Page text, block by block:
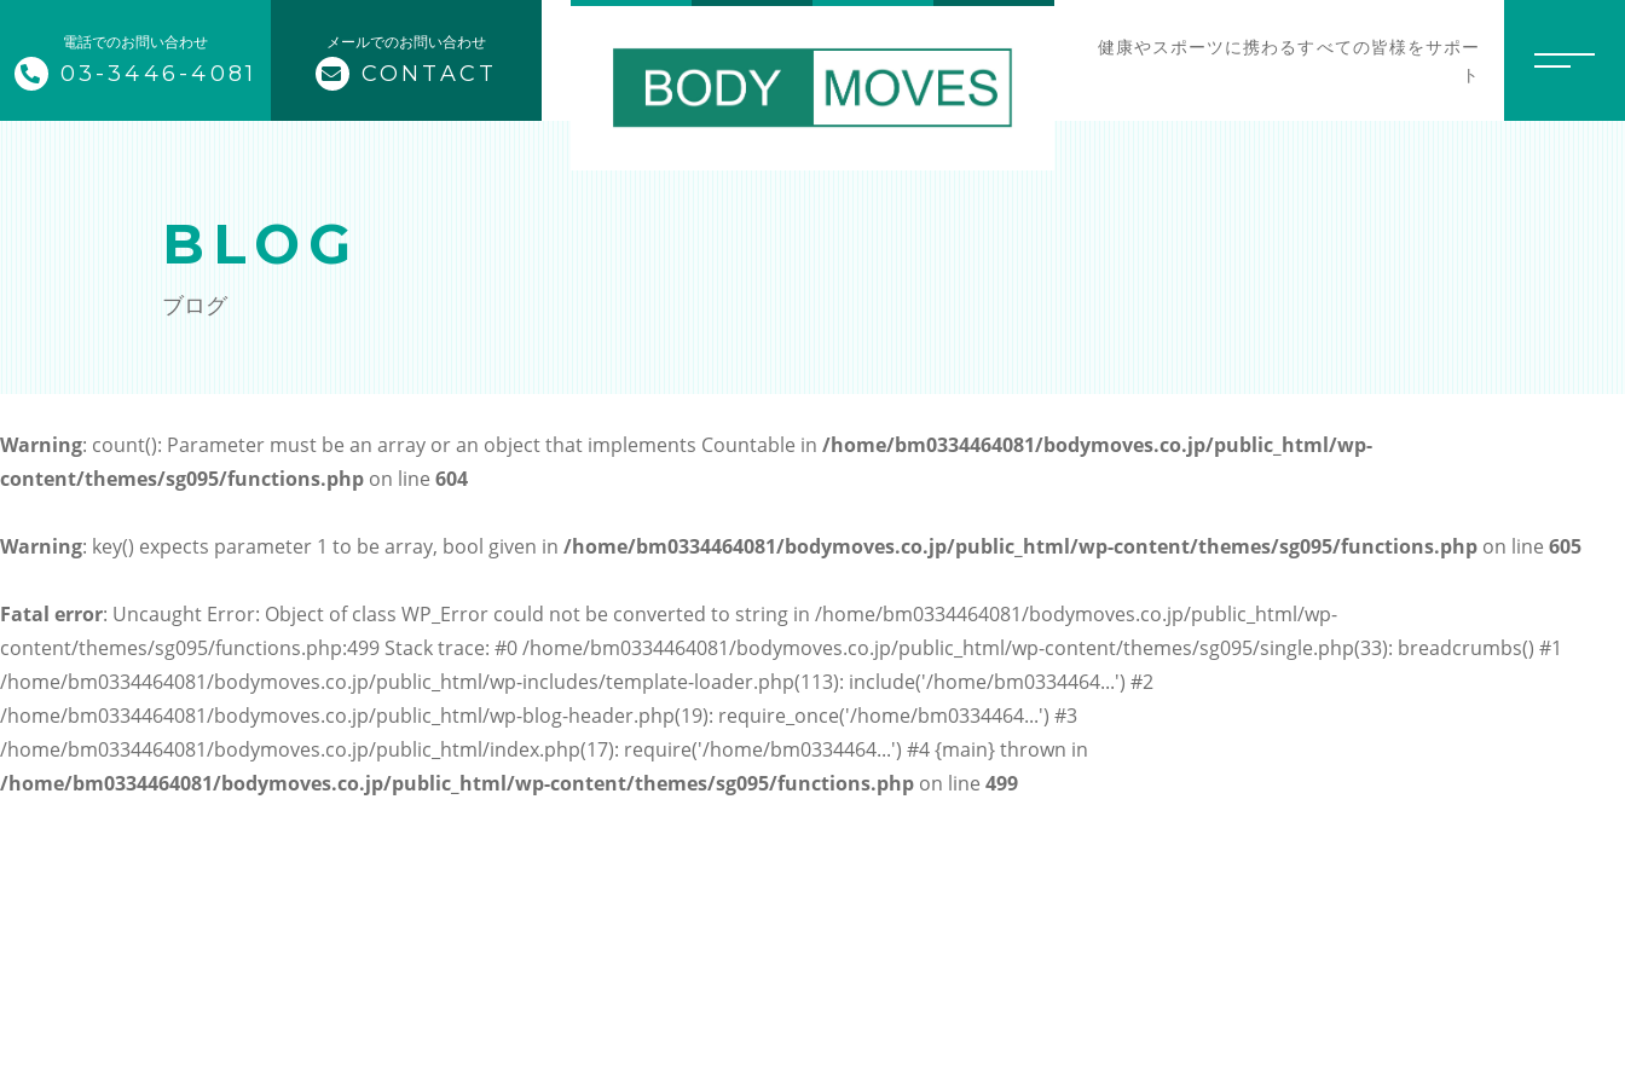
電話でのお問い合わせ
03-3446-4081
メールでのお問い合わせ
CONTACT
健康やスポーツに携わるすべての皆様をサポー
ト
トップページ
スポーツクラブ支援
スポーツチーム・学校の授業を支援
個人のお客様向け
オリジナルプログラム
スタッフ紹介
よくある質問
ブログ
BLOG
ブログ
Warning: count(): Parameter must be an array or an object that implements Countable in /home/bm0334464081/bodymoves.co.jp/public_html/wp-
content/themes/sg095/functions.php on line 604
Warning: key() expects parameter 1 to be array, bool given in /home/bm0334464081/bodymoves.co.jp/public_html/wp-content/themes/sg095/functions.php on line 605
Fatal error: Uncaught Error: Object of class WP_Error could not be converted to string in /home/bm0334464081/bodymoves.co.jp/public_html/wp-
content/themes/sg095/functions.php:499 Stack trace: #0 /home/bm0334464081/bodymoves.co.jp/public_html/wp-content/themes/sg095/single.php(33): breadcrumbs() #1
/home/bm0334464081/bodymoves.co.jp/public_html/wp-includes/template-loader.php(113): include('/home/bm0334464...') #2
/home/bm0334464081/bodymoves.co.jp/public_html/wp-blog-header.php(19): require_once('/home/bm0334464...') #3
/home/bm0334464081/bodymoves.co.jp/public_html/index.php(17): require('/home/bm0334464...') #4 {main} thrown in
/home/bm0334464081/bodymoves.co.jp/public_html/wp-content/themes/sg095/functions.php on line 499